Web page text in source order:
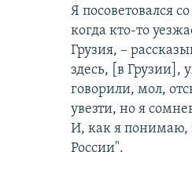
Я посоветовался
когда кто-то
Грузия, –
здесь, [в Грузии],
говорили, мол,
увезти, но я
И, как я понимаю,
России".